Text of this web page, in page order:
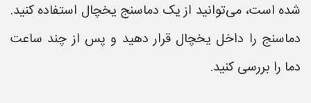
شده است، می‌توانید از یک دماسنج یخچال استفاده کنید.
دماسنج را داخل یخچال قرار دهید و پس از چند ساعت
دما را بررسی کنید.